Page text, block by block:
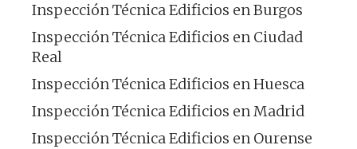
Inspección Técnica Edificios en Burgos
Inspección Técnica Edificios en Ciudad
Real
Inspección Técnica Edificios en Huesca
Inspección Técnica Edificios en Madrid
Inspección Técnica Edificios en Ourense